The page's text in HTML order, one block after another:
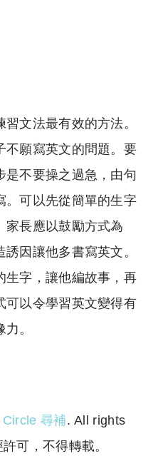
文法最有效的方法。
不願寫英文的問題。要
是不要操之過急，由句
。可以先從簡單的生字
家長應以鼓勵方式為
因讓他多書寫英文。
生字，讓他編故事，再
可以令學習英文變得有
。
尋補. All rights
可，不得轉載。